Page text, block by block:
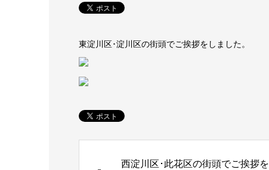
東淀川区･淀川区の街頭でご挨拶をしました。
西淀川区･此花区の街頭でご挨拶を